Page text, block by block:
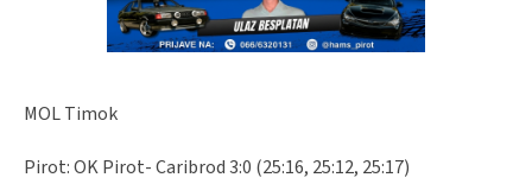
MOL Timok
Pirot: OK Pirot- Caribrod 3:0 (25:16, 25:12, 25:17)